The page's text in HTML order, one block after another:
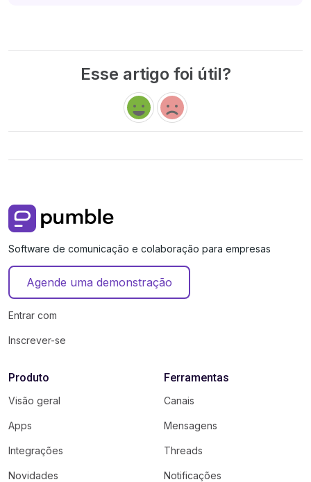
Esse artigo foi útil?
Software de comunicação e colaboração para empresas
Agende uma demonstração
Entrar com
Inscrever-se
Produto
Visão geral
Apps
Integrações
Novidades
Ferramentas
Canais
Mensagens
Threads
Notificações